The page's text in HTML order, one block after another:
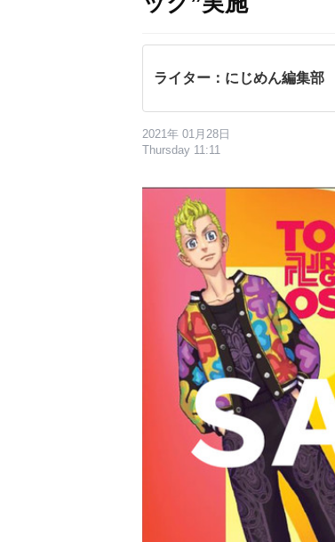
ライター：にじめん編集部
2021年 01月28日
Thursday 11:11